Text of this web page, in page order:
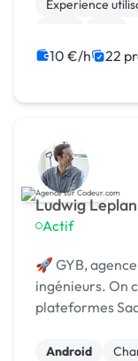
Experience
10 €/h 22
Ludwig Leplan
Actif
🚀 GYB,
ingénieurs. On
plateformes
mise en
Android